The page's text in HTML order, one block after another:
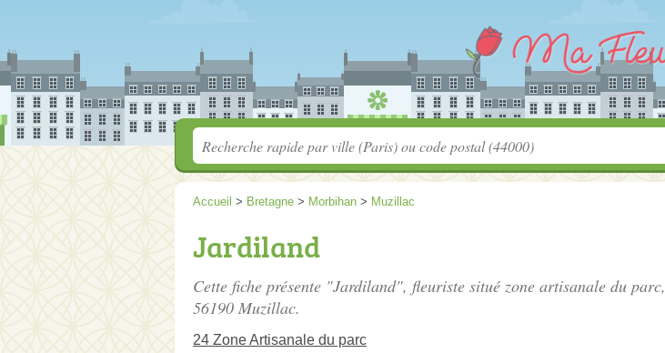
Accueil > Bretagne > Morbihan > Muzillac
Jardiland
Cette fiche présente "Jardiland", fleuriste situé zone artisanale du parc,
56190 Muzillac.
24 Zone Artisanale du parc